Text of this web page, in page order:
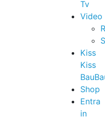
Tv
Video
Kiss
Kiss
Shop
Entra
in